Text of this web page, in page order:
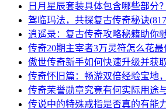
日月星辰套装具体包含哪些部分
驾临玛法，共探复古传奇秘诀
逍遥录：复古传奇攻略秘籍助你
传奇20期主宰者3万灵符怎么花最
傲世传奇新手如何快速升级并获
传奇怀旧篇：畅游双倍经验宝地
传奇荣誉勋章究竟有何实际用途
传说中的特殊戒指是否真的有能